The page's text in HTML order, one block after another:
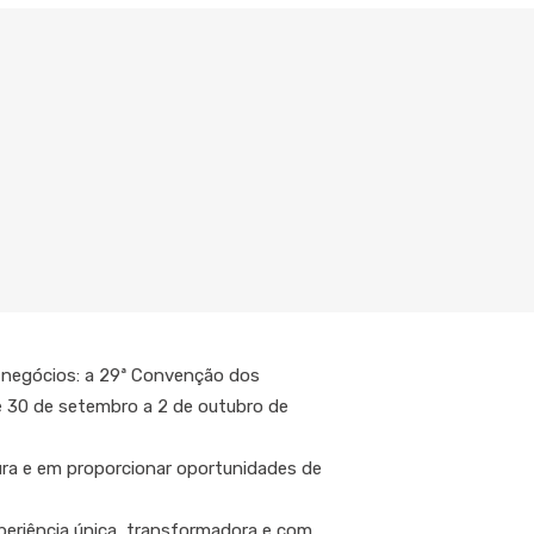
a 29ª Convenção dos
30 de setembro a 2 de outubro de
e em proporcionar oportunidades de